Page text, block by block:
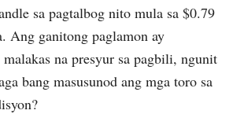
sa pagtalbog nito mula sa $0.79
Ang ganitong paglamon ay
na presyur sa pagbili, ngunit
bang masusunod ang mga toro sa